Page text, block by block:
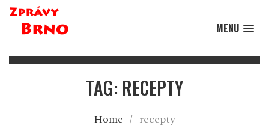
MENU
TAG: RECEPTY
Home / recepty